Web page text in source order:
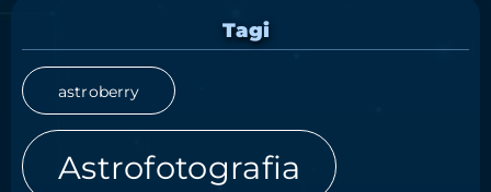
Tagi
astroberry
Astrofotografia